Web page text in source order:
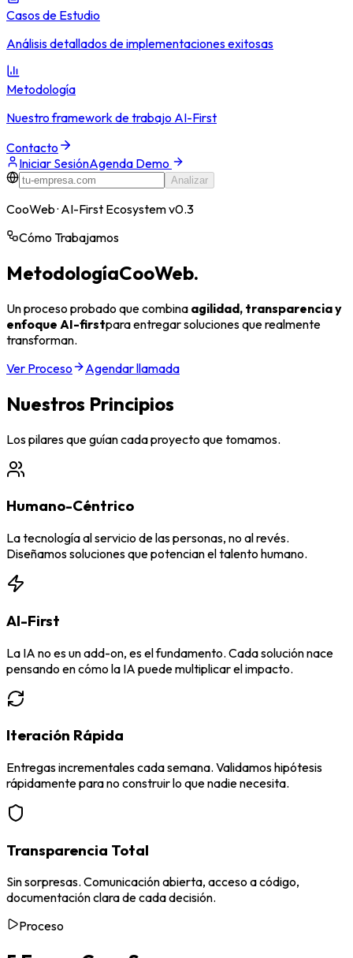
Casos de Estudio
Análisis detallados de implementaciones exitosas
Metodología
Nuestro framework de trabajo AI-First
Contacto
Iniciar SesiónAgenda Demo
Analizar
CooWeb · AI-First Ecosystem v0.3
Cómo Trabajamos
MetodologíaCooWeb.
Un proceso probado que combina agilidad, transparencia y
enfoque AI-firstpara entregar soluciones que realmente
transforman.
Ver Proceso
Agendar llamada
Nuestros Principios
Los pilares que guían cada proyecto que tomamos.
Humano-Céntrico
La tecnología al servicio de las personas, no al revés.
Diseñamos soluciones que potencian el talento humano.
AI-First
La IA no es un add-on, es el fundamento. Cada solución nace
pensando en cómo la IA puede multiplicar el impacto.
Iteración Rápida
Entregas incrementales cada semana. Validamos hipótesis
rápidamente para no construir lo que nadie necesita.
Transparencia Total
Sin sorpresas. Comunicación abierta, acceso a código,
documentación clara de cada decisión.
Proceso